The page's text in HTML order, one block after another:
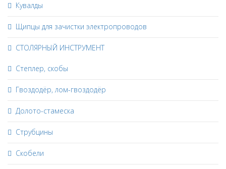
Кувалды
Щипцы для зачистки электропроводов
СТОЛЯРНЫЙ ИНСТРУМЕНТ
Степлер, скобы
Гвоздодёр, лом-гвоздодёр
Долото-стамеска
Струбцины
Скобели